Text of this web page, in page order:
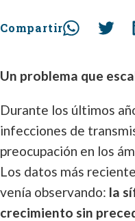
Compartir
Un problema que
Durante los últimos
infecciones de
preocupación en los
Los datos más
venía observando: la
crecimiento sin